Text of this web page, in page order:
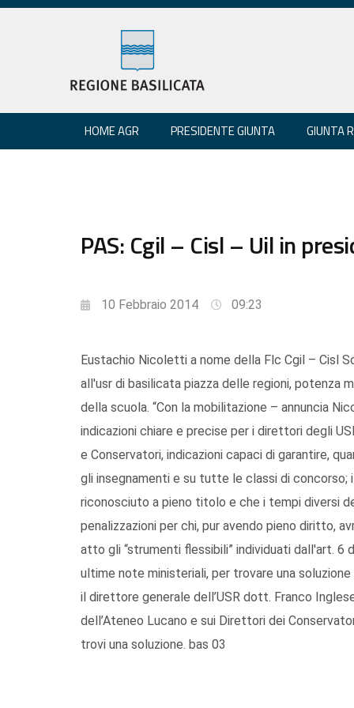
HOME AGR PRESIDENTE GIUNTA GIUNTA
PAS: Cgil – Cisl – Uil in
10 Febbraio 2014 09:23
Eustachio Nicoletti a nome della Flc Cgil – Cisl
all'usr di basilicata piazza delle regioni, potenza
della scuola. “Con la mobilitazione – annuncia
indicazioni chiare e precise per i direttori degli
e Conservatori, indicazioni capaci di garantire,
gli insegnamenti e su tutte le classi di concorso;
riconosciuto a pieno titolo e che i tempi diversi
penalizzazioni per chi, pur avendo pieno diritto,
atto gli “strumenti flessibili” individuati dall'art.
ultime note ministeriali, per trovare una
il direttore generale dell’USR dott. Franco
dell’Ateneo Lucano e sui Direttori dei
trovi una soluzione. bas 03